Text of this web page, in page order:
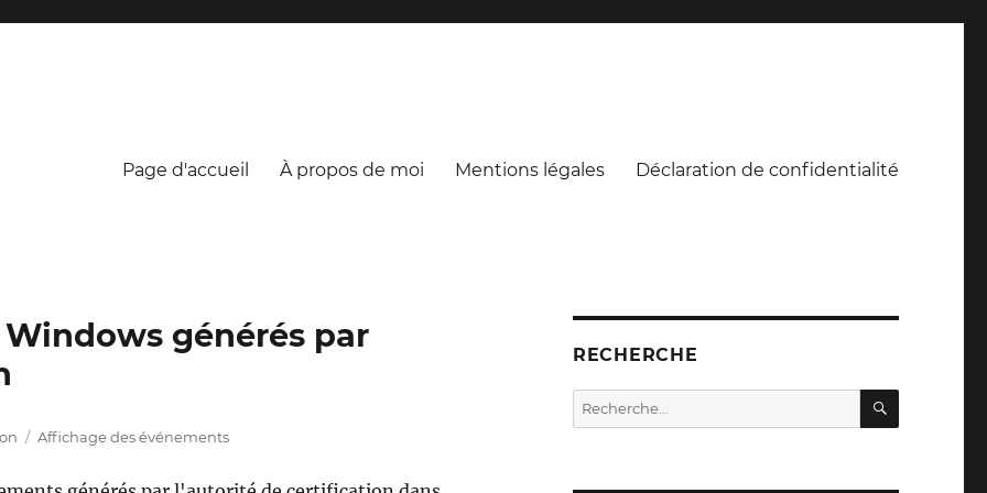
Page d'accueil À propos de moi Mentions légales Déclaration de confidentialité
générés par
Étiquettes
Affichage des événements
RECHERCHE
Recherche
pour :